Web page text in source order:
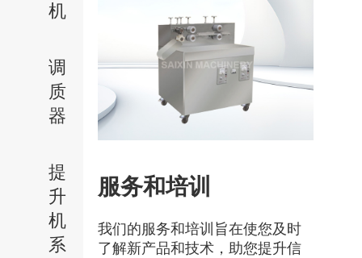
机
调
质
器
提
升
机
系
服务和培训
我们的服务和培训旨在使您及时
了解新产品和技术，助您提升信